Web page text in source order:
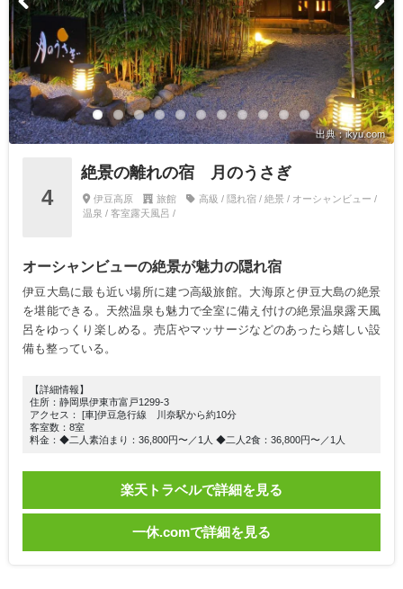
出典：ikyu.com
4
絶景の離れの宿 月のうさぎ
伊豆高原 旅館
高級 / 隠れ宿 / 絶景 / オーシャンビュー /
温泉 / 客室露天風呂 /
オーシャンビューの絶景が魅力の隠れ宿
伊豆大島に最も近い場所に建つ高級旅館。大海原と伊豆大島の絶景
を堪能できる。天然温泉も魅力で全室に備え付けの絶景温泉露天風
呂をゆっくり楽しめる。売店やマッサージなどのあったら嬉しい設
備も整っている。
【詳細情報】
住所：静岡県伊東市富戸1299-3
アクセス： [車]伊豆急行線 川奈駅から約10分
客室数：8室
料金：◆二人素泊まり：36,800円〜／1人 ◆二人2食：36,800円〜／1人
楽天トラベルで詳細を見る
一休.comで詳細を見る